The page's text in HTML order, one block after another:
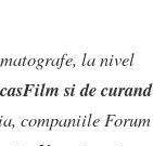
la nivel
si de curand
companiile Forum